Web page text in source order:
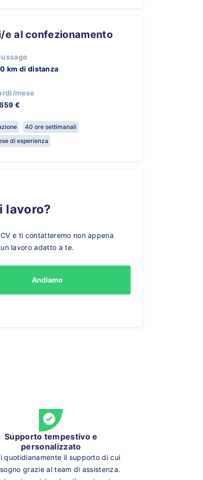
e al confezionamento
km di distanza
mese
€
40 ore settimanali
di esperienza
lavoro?
e ti contatteremo non appena
lavoro adatto a te.
Andiamo
Supporto tempestivo e
personalizzato
quotidianamente il supporto di cui
grazie al team di assistenza.